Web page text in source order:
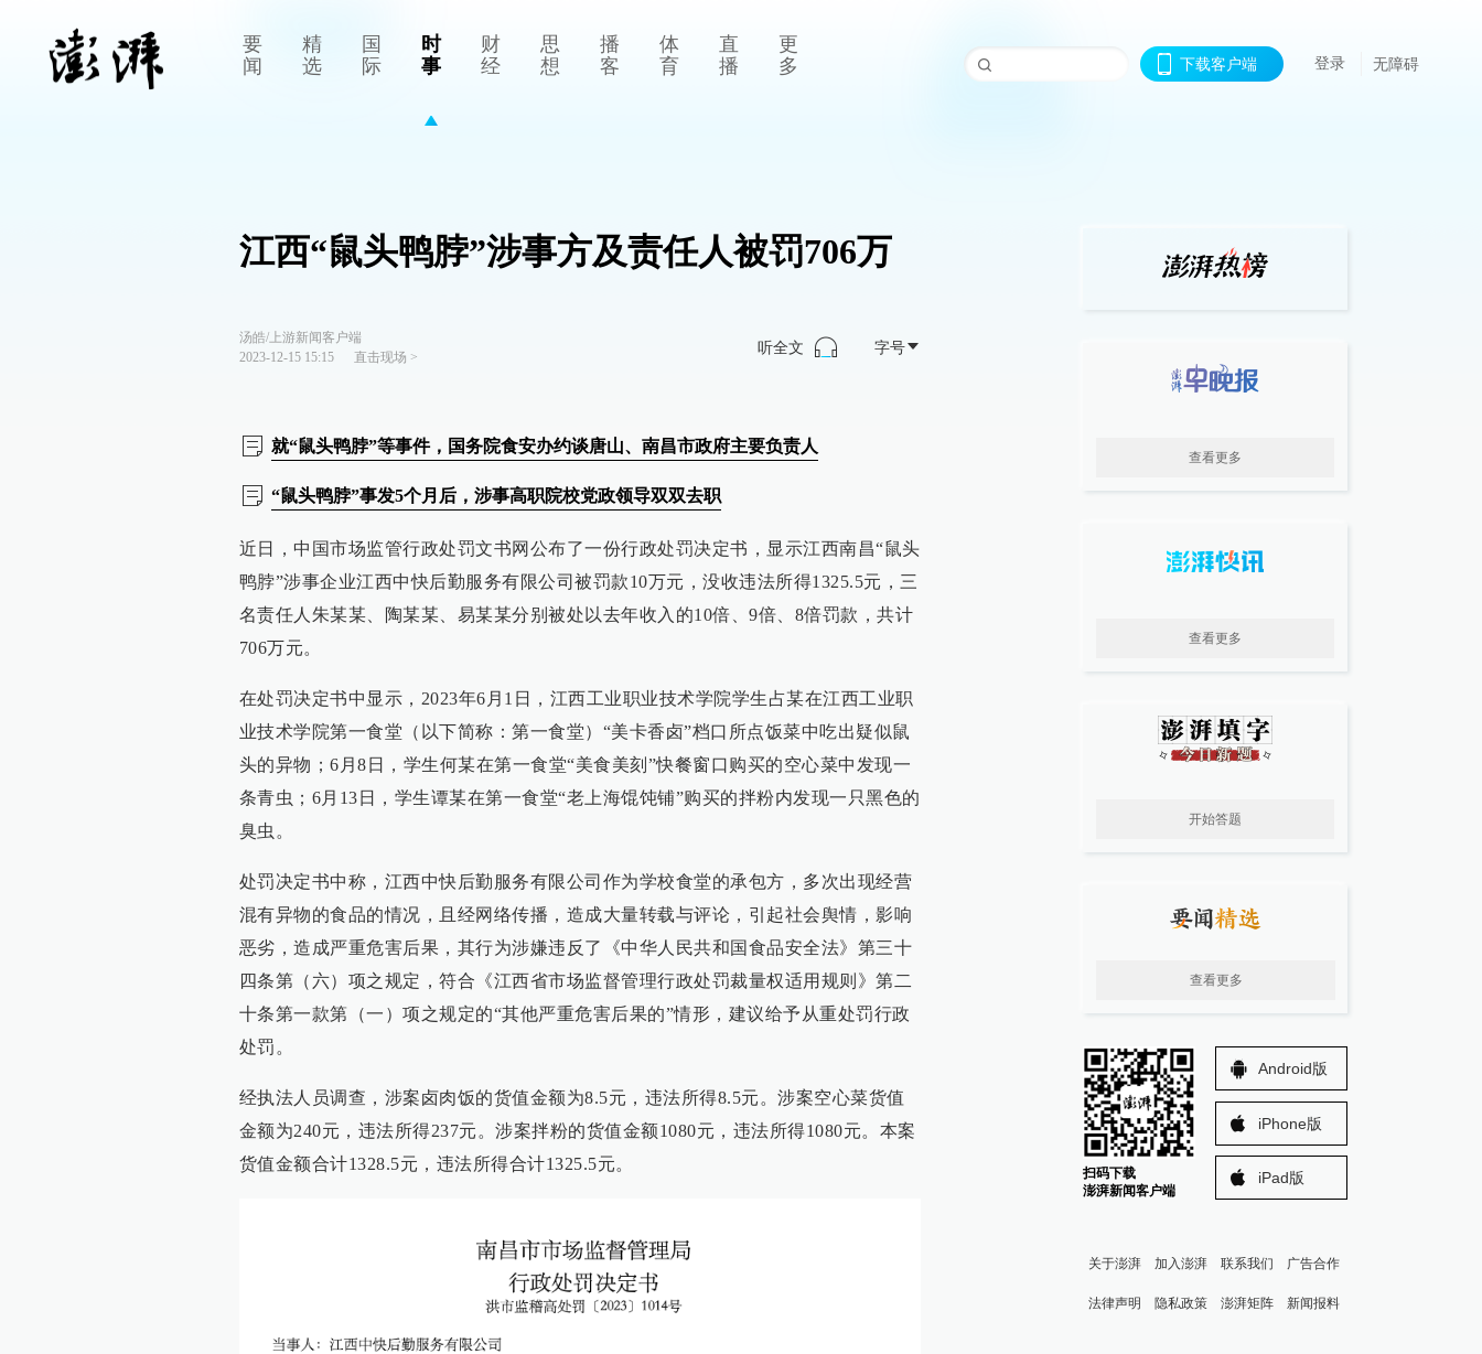
要
闻
精
选
国
际
时
事
财
经
思
想
播
客
体
育
直
播
更
多
下载客户端 登录 无障碍
江西“鼠头鸭脖”涉事方及责任人被罚706万
汤皓/上游新闻客户端
2023-12-15 15:15
直击现场 >
听全文 字号
就“鼠头鸭脖”等事件，国务院食安办约谈唐山、南昌市政府主要负责人
“鼠头鸭脖”事发5个月后，涉事高职院校党政领导双双去职
近日，中国市场监管行政处罚文书网公布了一份行政处罚决定书，显示江西南昌“鼠头
鸭脖”涉事企业江西中快后勤服务有限公司被罚款10万元，没收违法所得1325.5元，三
名责任人朱某某、陶某某、易某某分别被处以去年收入的10倍、9倍、8倍罚款，共计
706万元。
在处罚决定书中显示，2023年6月1日，江西工业职业技术学院学生占某在江西工业职
业技术学院第一食堂（以下简称：第一食堂）“美卡香卤”档口所点饭菜中吃出疑似鼠
头的异物；6月8日，学生何某在第一食堂“美食美刻”快餐窗口购买的空心菜中发现一
条青虫；6月13日，学生谭某在第一食堂“老上海馄饨铺”购买的拌粉内发现一只黑色的
臭虫。
处罚决定书中称，江西中快后勤服务有限公司作为学校食堂的承包方，多次出现经营
混有异物的食品的情况，且经网络传播，造成大量转载与评论，引起社会舆情，影响
恶劣，造成严重危害后果，其行为涉嫌违反了《中华人民共和国食品安全法》第三十
四条第（六）项之规定，符合《江西省市场监督管理行政处罚裁量权适用规则》第二
十条第一款第（一）项之规定的“其他严重危害后果的”情形，建议给予从重处罚行政
处罚。
经执法人员调查，涉案卤肉饭的货值金额为8.5元，违法所得8.5元。涉案空心菜货值
金额为240元，违法所得237元。涉案拌粉的货值金额1080元，违法所得1080元。本案
货值金额合计1328.5元，违法所得合计1325.5元。
查看更多
查看更多
开始答题
查看更多
扫码下载
澎湃新闻客户端
Android版
iPhone版
iPad版
关于澎湃 加入澎湃 联系我们 广告合作
法律声明 隐私政策 澎湃矩阵 新闻报料